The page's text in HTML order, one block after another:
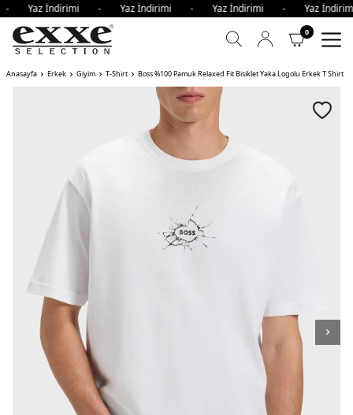
Yaz İndirimi - Yaz İndirimi - Yaz İndirimi - Yaz
0
Anasayfa Erkek Giyim T-Shirt Boss %100 Pamuk Relaxed Fit Bisiklet Yaka Logolu Erkek T Shirt